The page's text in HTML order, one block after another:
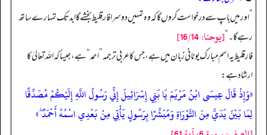
”اور میں باپ سے درخواست کروں گا کہ وہ تمہیں دوسرا فارقلیط بخشے گا ابد تک تمہارے ساتھ
رہے گا۔“[يوحنا: 16/14]
فارقلیط یہ اسم مبارک یونانی زبان میں ہے، جس کا عربی ترجمہ”احمد“ہے، جیسا کہ اللہ تعالیٰ کا
ارشاد ہے:
«وَإِذْ قَالَ عِيسَى ابْنُ مَرْيَمَ يَا بَنِي إِسْرَائِيلَ إِنِّي رَسُولُ اللَّهِ إِلَيْكُمْ مُصَدِّقًا
لِمَا بَيْنَ يَدَيَّ مِنَ التَّوْرَاةِ وَمُبَشِّرًا بِرَسُولٍ يَأْتِي مِنْ بَعْدِي اسْمُهُ أَحْمَدُ ۖ»